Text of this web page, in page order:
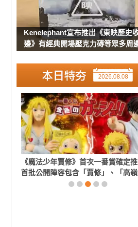
Kenelephant宣布推出《東映歷史
邊》有經典開場壓克力磚等眾多周
2026.08.08